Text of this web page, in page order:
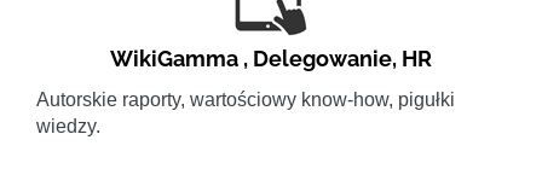
WikiGamma , Delegowanie, HR
Autorskie raporty, wartościowy know-how, pigułki
wiedzy.